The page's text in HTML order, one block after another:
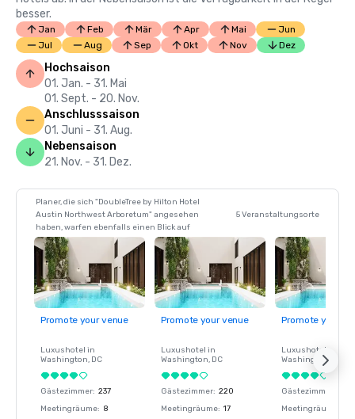
besser.
Jan Feb Mär Apr Mai
Jun
Jul
Aug Sep Okt Nov Dez
Hochsaison
01. Jan. - 31. Mai
01. Sept. - 20. Nov.
Anschlusssaison
01. Juni - 31. Aug.
Nebensaison
21. Nov. - 31. Dez.
Planer, die sich "DoubleTree by Hilton Hotel
Austin Northwest Arboretum" angesehen
haben, warfen ebenfalls einen Blick auf
5 Veranstaltungsorte
Promote your venue
Luxushotel in
Washington, DC
Gästezimmer: 237
Meetingräume: 8
Promote your venue
Luxushotel in
Washington, DC
Gästezimmer: 220
Meetingräume: 17
Promote your
Luxushotel in
Washington
Gästezimmer
Meetingräume